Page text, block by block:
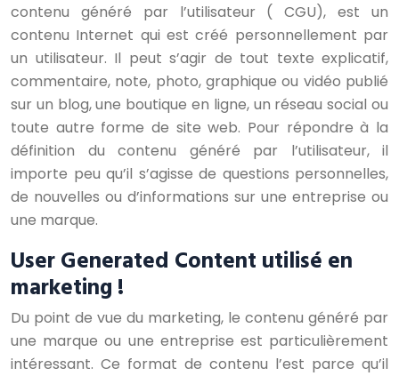
contenu généré par l’utilisateur ( CGU), est un
contenu Internet qui est créé personnellement par
un utilisateur. Il peut s’agir de tout texte explicatif,
commentaire, note, photo, graphique ou vidéo publié
sur un blog, une boutique en ligne, un réseau social ou
toute autre forme de site web. Pour répondre à la
définition du contenu généré par l’utilisateur, il
importe peu qu’il s’agisse de questions personnelles,
de nouvelles ou d’informations sur une entreprise ou
une marque.
User Generated Content utilisé en
marketing !
Du point de vue du marketing, le contenu généré par
une marque ou une entreprise est particulièrement
intéressant. Ce format de contenu l’est parce qu’il